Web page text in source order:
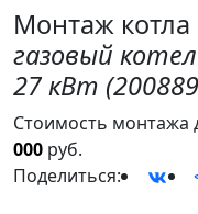
Монтаж котла
газовый котел
27 кВт
Стоимость монтажа
000 руб.
Поделиться: